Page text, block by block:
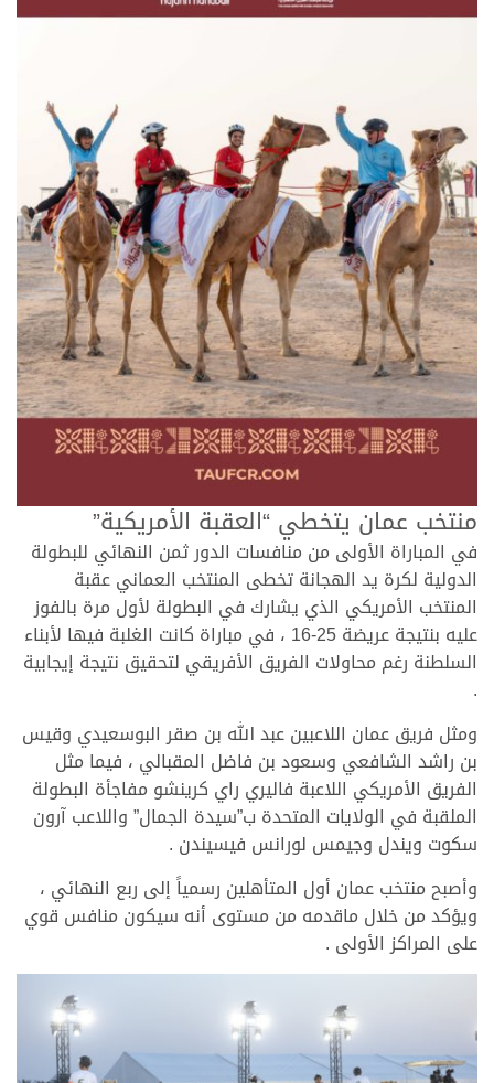
منتخب عمان يتخطي “العقبة الأمريكية”
في المباراة الأولى من منافسات الدور ثمن النهائي للبطولة
الدولية لكرة يد الهجانة تخطى المنتخب العماني عقبة
المنتخب الأمريكي الذي يشارك في البطولة لأول مرة بالفوز
عليه بنتيجة عريضة 25-16 ، في مباراة كانت الغلبة فيها لأبناء
السلطنة رغم محاولات الفريق الأفريقي لتحقيق نتيجة إيجابية
.
ومثل فريق عمان اللاعبين عبد الله بن صقر البوسعيدي وقيس
بن راشد الشافعي وسعود بن فاضل المقبالي ، فيما مثل
الفريق الأمريكي اللاعبة فاليري راي كرينشو مفاجأة البطولة
الملقبة في الولايات المتحدة ب”سيدة الجمال” واللاعب آرون
سكوت ويندل وجيمس لورانس فيسيندن .
وأصبح منتخب عمان أول المتأهلين رسمياً إلى ربع النهائي ،
ويؤكد من خلال ماقدمه من مستوى أنه سيكون منافس قوي
على المراكز الأولى .